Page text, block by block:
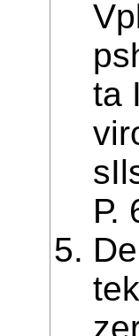
ta
Р.